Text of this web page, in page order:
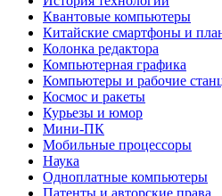
Квантовые компьютеры
Китайские смартфоны и
Колонка редактора
Компьютерная графика
Компьютеры и рабочие
Космос и ракеты
Курьезы и юмор
Мини-ПК
Мобильные процессоры
Наука
Одноплатные компьютеры